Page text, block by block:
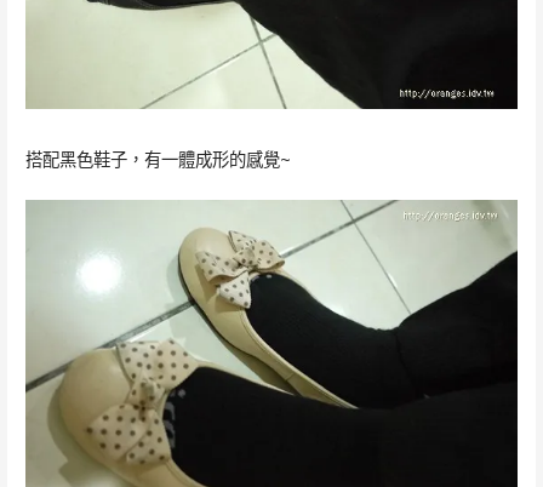
搭配黑色鞋子，有一體成形的感覺~